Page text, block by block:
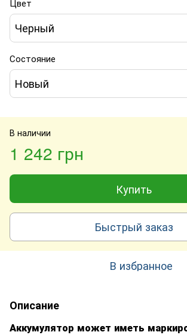
Черный
Состояние
Новый
В наличии
1 242 грн
Купить
Быстрый заказ
В избранное
Описание
Аккумулятор может иметь